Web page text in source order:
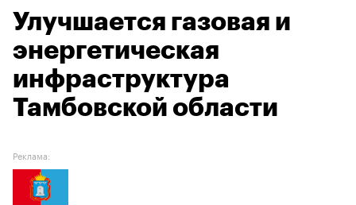
Улучшается газовая и
энергетическая
инфраструктура
Тамбовской области
Реклама: